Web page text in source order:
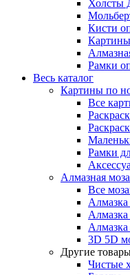
Холсты
Кисти
Рамки
Весь каталог
Картины по
Все
Рамки
Алмазная
Все
Алмазка
3D 5D
Другие
Чистые